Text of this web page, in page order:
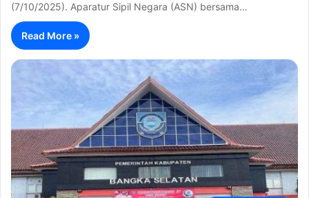
(7/10/2025). Aparatur Sipil Negara (ASN) bersama…
Read More »